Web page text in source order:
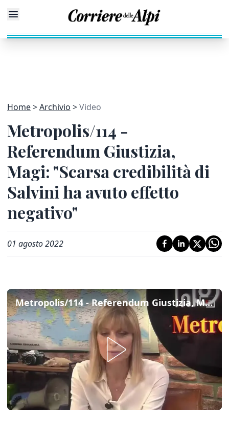
Home Archivio Video
Metropolis/114 -
Referendum Giustizia,
Magi: "Scarsa credibilità di
Salvini ha avuto effetto
negativo"
01 agosto 2022
Metropolis/114 - Referendum Giustizia, Magi: "Scarsa credibilità di Salvini ha avuto effetto negativo"